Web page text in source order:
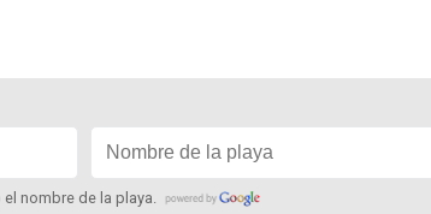
nombre de la playa.